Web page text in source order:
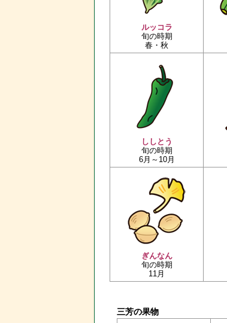
ルッコラ
旬の時期
春・秋
ししとう
旬の時期
6月～10月
ぎんなん
旬の時期
11月
三芳の果物